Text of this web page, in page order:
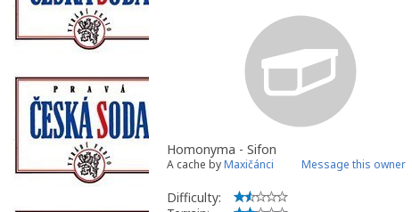
Homonyma - Sifon
A cache byMaxičánci Message this owner
Difficulty: